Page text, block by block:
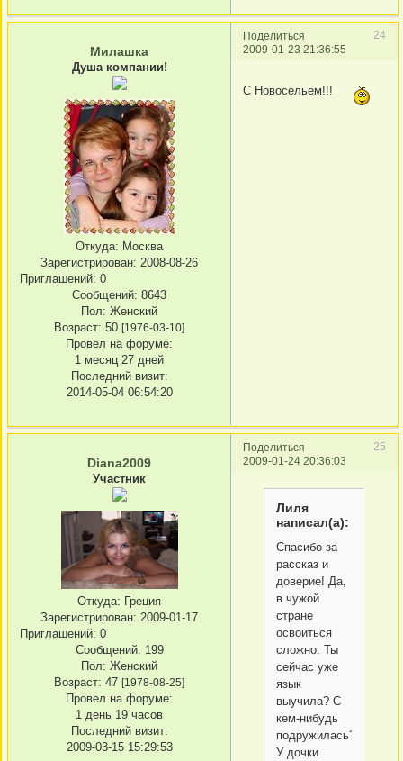
Поделиться
24
2009-01-23 21:36:55
Милашка
Душа компании!
Откуда: Москва
Зарегистрирован: 2008-08-26
Приглашений: 0
Сообщений: 8643
Пол: Женский
Возраст: 50 [1976-03-10]
Провел на форуме:
1 месяц 27 дней
Последний визит:
2014-05-04 06:54:20
С Новосельем!!!
Поделиться
25
2009-01-24 20:36:03
Diana2009
Участник
Откуда: Греция
Зарегистрирован: 2009-01-17
Приглашений: 0
Сообщений: 199
Пол: Женский
Возраст: 47 [1978-08-25]
Провел на форуме:
1 день 19 часов
Последний визит:
2009-03-15 15:29:53
Лиля
написал(а):
Спасибо за
рассказ и
доверие! Да,
в чужой
стране
освоиться
сложно. Ты
сейчас уже
язык
выучила? С
кем-нибудь
подружилась?
У дочки